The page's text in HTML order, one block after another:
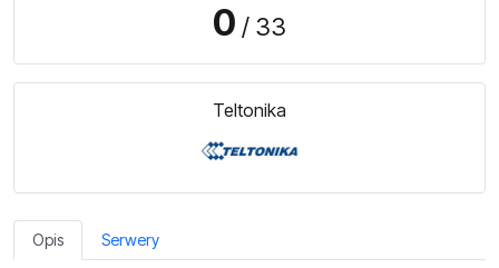
0 / 33
Teltonika
Opis Serwery